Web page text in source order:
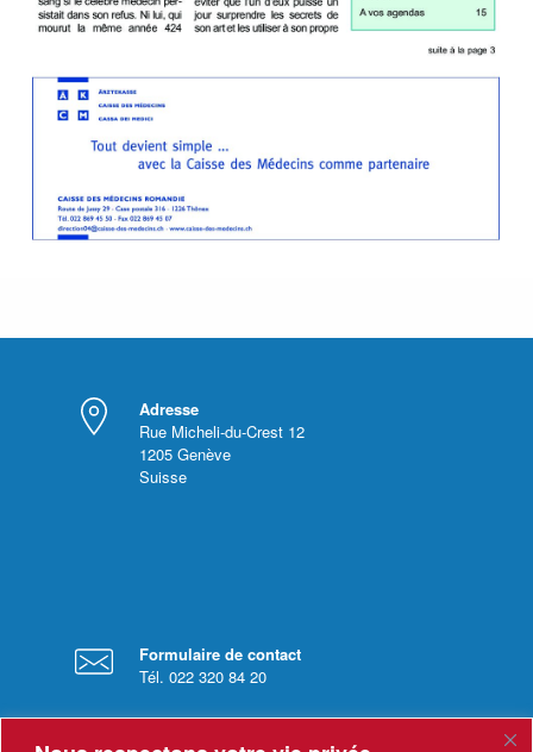
Adresse
Rue Micheli-du-Crest 12
1205 Genève
Suisse
Formulaire de contact
Tél. 022 320 84 20